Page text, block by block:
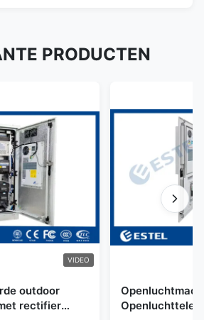
PRODUCTEN
VIDEO
outdoor
rectifier